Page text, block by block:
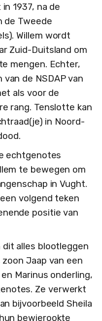
1937, na de
de Tweede
Willem wordt
Zuid-Duitsland om
mengen. Echter,
de NSDAP van
als voor de
rang. Tenslotte kan
in Noord-
echtgenotes
te bewegen om
in Vught.
volgend teken
positie van
dit alles blootleggen
Jaap van een
Marinus onderling,
Ze verwerkt
bijvoorbeeld Sheila
bewierookte